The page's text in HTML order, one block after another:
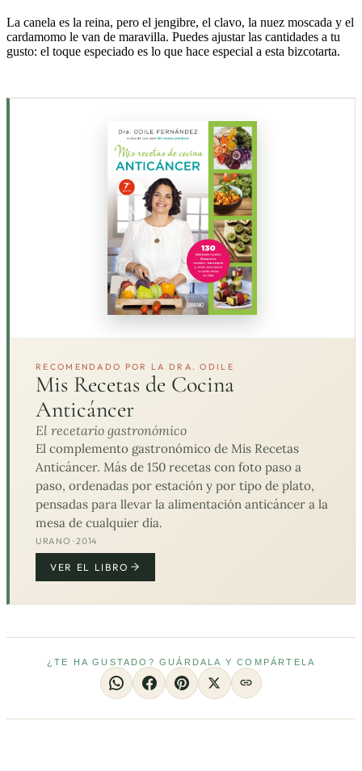
La canela es la reina, pero el jengibre, el clavo, la nuez moscada y el
cardamomo le van de maravilla. Puedes ajustar las cantidades a tu
gusto: el toque especiado es lo que hace especial a esta bizcotarta.
RECOMENDADO POR LA DRA. ODILE
Mis Recetas de Cocina
Anticáncer
El recetario gastronómico
El complemento gastronómico de Mis Recetas
Anticáncer. Más de 150 recetas con foto paso a
paso, ordenadas por estación y por tipo de plato,
pensadas para llevar la alimentación anticáncer a la
mesa de cualquier día.
URANO · 2014
VER EL LIBRO
¿TE HA GUSTADO? GUÁRDALA Y COMPÁRTELA